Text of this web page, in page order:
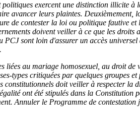
exercent une distinction illicite
avancer leurs plaintes. Deuxièmement,
de contester la loi ou politique fautive
doivent veiller à ce que les droits
sont loin d'assurer un accès
au mariage homosexuel, au droit
types critiquées par quelques groupes
doit veiller à respecter la
ont été stipulés dans la Constitution
Annuler le Programme de